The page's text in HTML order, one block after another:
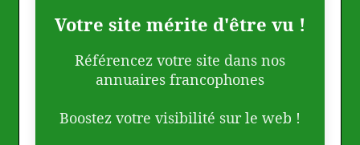
Votre site mérite d'être vu !
Référencez votre site dans nos
annuaires francophones
Boostez votre visibilité sur le web !